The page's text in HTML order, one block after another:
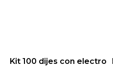
Kit 100 dijes con electro